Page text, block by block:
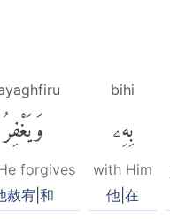
bihi
بِهِۦ
with Him
他|在
وَيَغْفِرُ
forgives
赦宥|和